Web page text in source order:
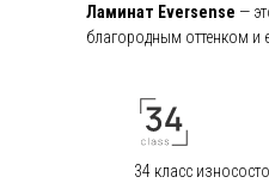
Ламинат Eversense —
благородным оттенком и
34 класс